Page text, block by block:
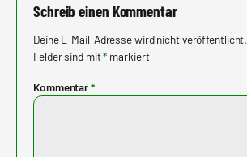
Schreib einen Kommentar
Deine E-Mail-Adresse wird nicht veröffentlicht.
Felder sind mit* markiert
Kommentar*